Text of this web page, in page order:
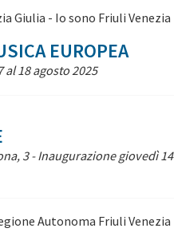
Giulia - Io sono Friuli Venezia
EUROPEA
al 18 agosto 2025
3 - Inaugurazione giovedì 14
Autonoma Friuli Venezia